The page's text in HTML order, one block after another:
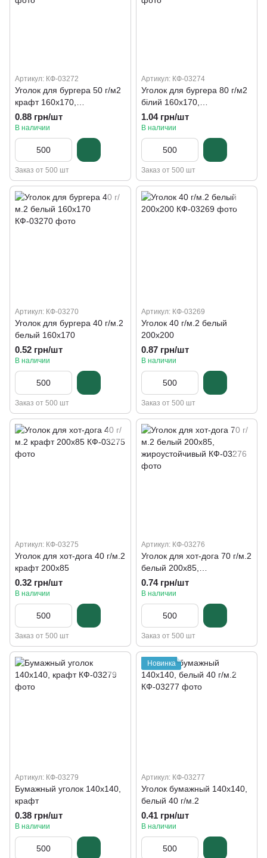
Артикул: КФ-03272
Уголок для бургера 50 г/м2
крафт 160х170,
жироустойчивый
0.88 грн/шт
В наличии
Заказ от 500 шт
Артикул: КФ-03274
Уголок для бургера 80 г/м2
білий 160х170,
жироустойчивый
1.04 грн/шт
В наличии
Заказ от 500 шт
Артикул: КФ-03270
Уголок для бургера 40 г/м.2
белый 160х170
0.52 грн/шт
В наличии
Заказ от 500 шт
Артикул: КФ-03269
Уголок 40 г/м.2 белый
200х200
0.87 грн/шт
В наличии
Заказ от 500 шт
Артикул: КФ-03275
Уголок для хот-дога 40 г/м.2
крафт 200х85
0.32 грн/шт
В наличии
Заказ от 500 шт
Артикул: КФ-03276
Уголок для хот-дога 70 г/м.2
белый 200х85,
жироустойчивый
0.74 грн/шт
В наличии
Заказ от 500 шт
Артикул: КФ-03279
Бумажный уголок 140х140,
крафт
0.38 грн/шт
В наличии
Новинка
Артикул: КФ-03277
Уголок бумажный 140х140,
белый 40 г/м.2
0.41 грн/шт
В наличии